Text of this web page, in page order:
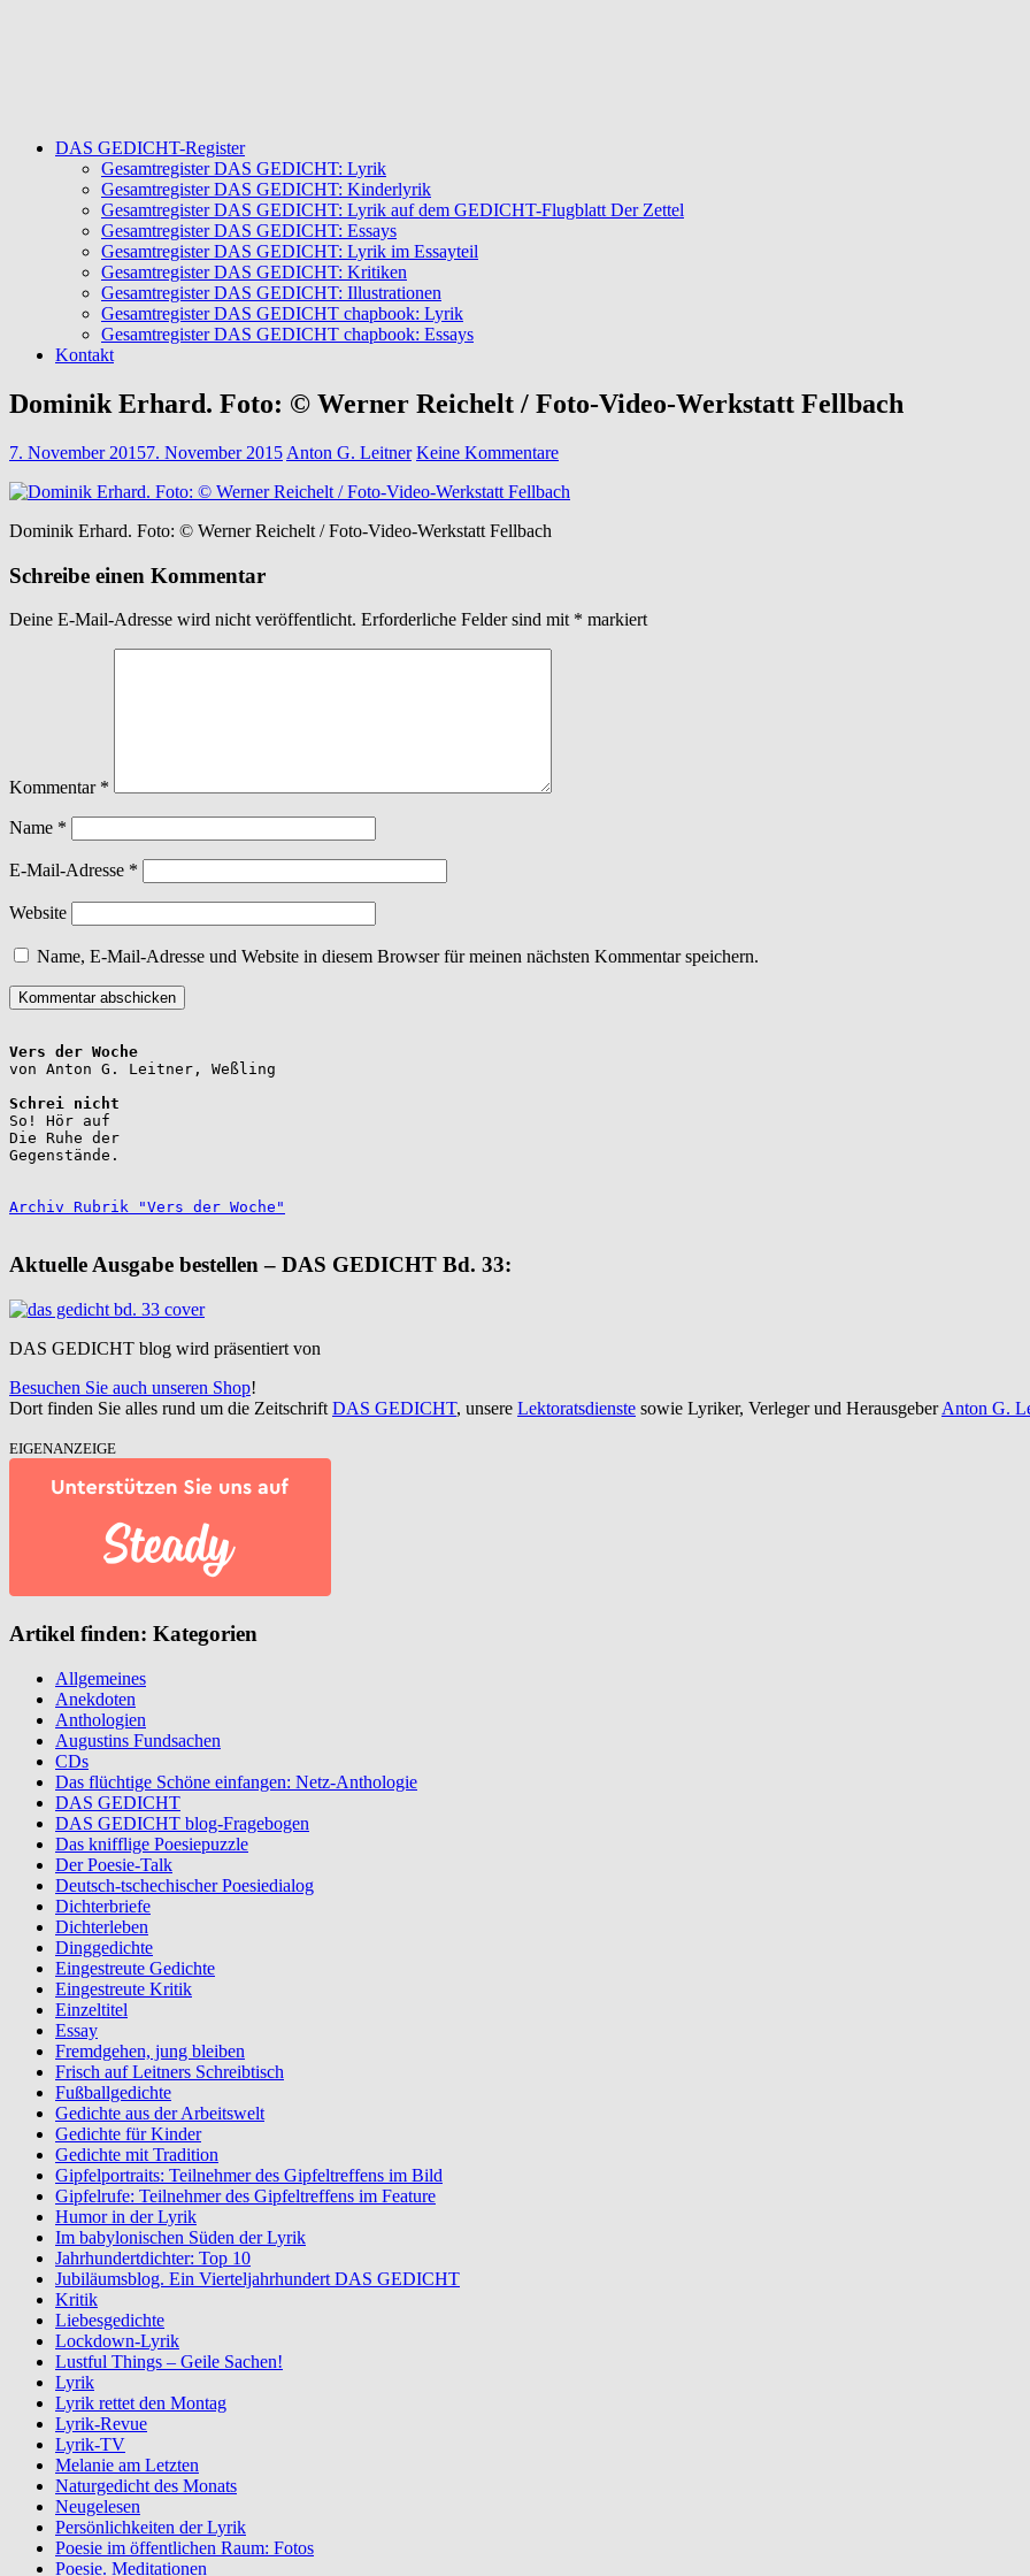
DAS GEDICHT-Register
Gesamtregister DAS GEDICHT: Lyrik
Gesamtregister DAS GEDICHT: Kinderlyrik
Gesamtregister DAS GEDICHT: Lyrik auf dem GEDICHT-Flugblatt Der Zettel
Gesamtregister DAS GEDICHT: Essays
Gesamtregister DAS GEDICHT: Lyrik im Essayteil
Gesamtregister DAS GEDICHT: Kritiken
Gesamtregister DAS GEDICHT: Illustrationen
Gesamtregister DAS GEDICHT chapbook: Lyrik
Gesamtregister DAS GEDICHT chapbook: Essays
Kontakt
Dominik Erhard. Foto: © Werner Reichelt / Foto-Video-Werkstatt Fellbach
7. November 20157. November 2015 Anton G. Leitner Keine Kommentare
Dominik Erhard. Foto: © Werner Reichelt / Foto-Video-Werkstatt Fellbach
Schreibe einen Kommentar
Deine E-Mail-Adresse wird nicht veröffentlicht. Erforderliche Felder sind mit * markiert
Kommentar *
Name *
E-Mail-Adresse *
Website
Name, E-Mail-Adresse und Website in diesem Browser für meinen nächsten Kommentar speichern.
Vers der Woche
Schrei nicht
So! Hör auf
Die Ruhe der
Gegenstände.
Archiv Rubrik "Vers der Woche"
Aktuelle Ausgabe bestellen – DAS GEDICHT Bd. 33:
DAS GEDICHT blog wird präsentiert von
Besuchen Sie auch unseren Shop!
Dort finden Sie alles rund um die Zeitschrift DAS GEDICHT, unsere Lektoratsdienste sowie Lyriker, Verleger und HerausgeberAnton G.
EIGENANZEIGE
Artikel finden: Kategorien
Allgemeines
Anekdoten
Anthologien
Augustins Fundsachen
CDs
Das flüchtige Schöne einfangen: Netz-Anthologie
DAS GEDICHT
DAS GEDICHT blog-Fragebogen
Das knifflige Poesiepuzzle
Der Poesie-Talk
Deutsch-tschechischer Poesiedialog
Dichterbriefe
Dichterleben
Dinggedichte
Eingestreute Gedichte
Eingestreute Kritik
Einzeltitel
Essay
Fremdgehen, jung bleiben
Frisch auf Leitners Schreibtisch
Fußballgedichte
Gedichte aus der Arbeitswelt
Gedichte für Kinder
Gedichte mit Tradition
Gipfelportraits: Teilnehmer des Gipfeltreffens im Bild
Gipfelrufe: Teilnehmer des Gipfeltreffens im Feature
Humor in der Lyrik
Im babylonischen Süden der Lyrik
Jahrhundertdichter: Top 10
Jubiläumsblog. Ein Vierteljahrhundert DAS GEDICHT
Kritik
Liebesgedichte
Lockdown-Lyrik
Lustful Things – Geile Sachen!
Lyrik
Lyrik rettet den Montag
Lyrik-Revue
Lyrik-TV
Melanie am Letzten
Naturgedicht des Monats
Neugelesen
Persönlichkeiten der Lyrik
Poesie im öffentlichen Raum: Fotos
Poesie. Meditationen